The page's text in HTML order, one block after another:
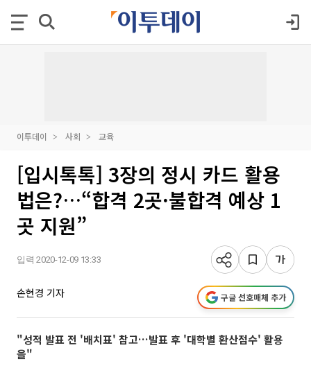
이투데이 사회 교육
[입시톡톡] 3장의 정시 카드 활용
법은?…“합격 2곳·불합격 예상 1
곳 지원”
입력 2020-12-09 13:33
손현경 기자 구글 선호매체 추가
"성적 발표 전 '배치표' 참고…발표 후 '대학별 환산점수' 활용
을"